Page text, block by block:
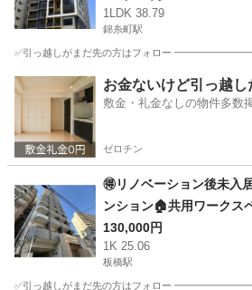
1LDK 38.79
錦糸町駅
✅引っ越しがまだ先の方はフォロー
墨田区 錦糸町駅 賃貸（マンショ
お金ないけど引っ越し
敷金・礼金なしの物件多数
ゼロチン
🉐リノベーション後未入
ンション🏠共用ワークス
130,000円
1K 25.06
板橋駅
✅引っ越しがまだ先の方はフォロー